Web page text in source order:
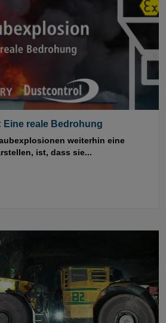
reale Bedrohung
weiterhin eine
ist, dass sie...